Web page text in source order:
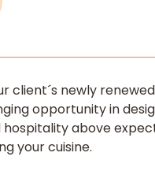
client´s newly
opportunity in
above
your cuisine.